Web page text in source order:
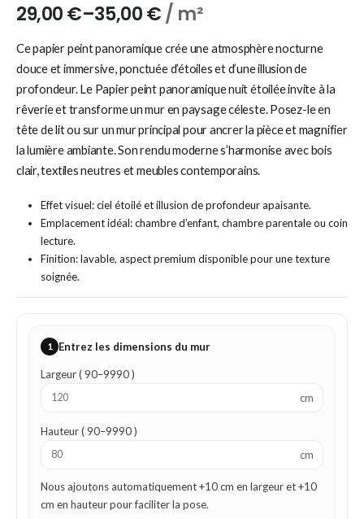
29,00€–35,00€/ m²
Ce papier peint panoramique crée une atmosphère nocturne
douce et immersive, ponctuée d’étoiles et d’une illusion de
profondeur. Le Papier peint panoramique nuit étoilée invite à la
rêverie et transforme un mur en paysage céleste. Posez-le en
tête de lit ou sur un mur principal pour ancrer la pièce et magnifier
la lumière ambiante. Son rendu moderne s’harmonise avec bois
clair, textiles neutres et meubles contemporains.
Effet visuel: ciel étoilé et illusion de profondeur apaisante.
Emplacement idéal: chambre d’enfant, chambre parentale ou coin
lecture.
Finition: lavable, aspect premium disponible pour une texture
soignée.
1 Entrez les dimensions du mur
Largeur ( 90–9990 )
cm
Hauteur ( 90–9990 )
cm
Nous ajoutons automatiquement +10 cm en largeur et +10
cm en hauteur pour faciliter la pose.